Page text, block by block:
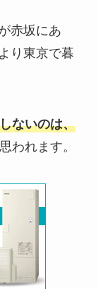
赤坂にあ
り東京で暮
ないのは、
われます。